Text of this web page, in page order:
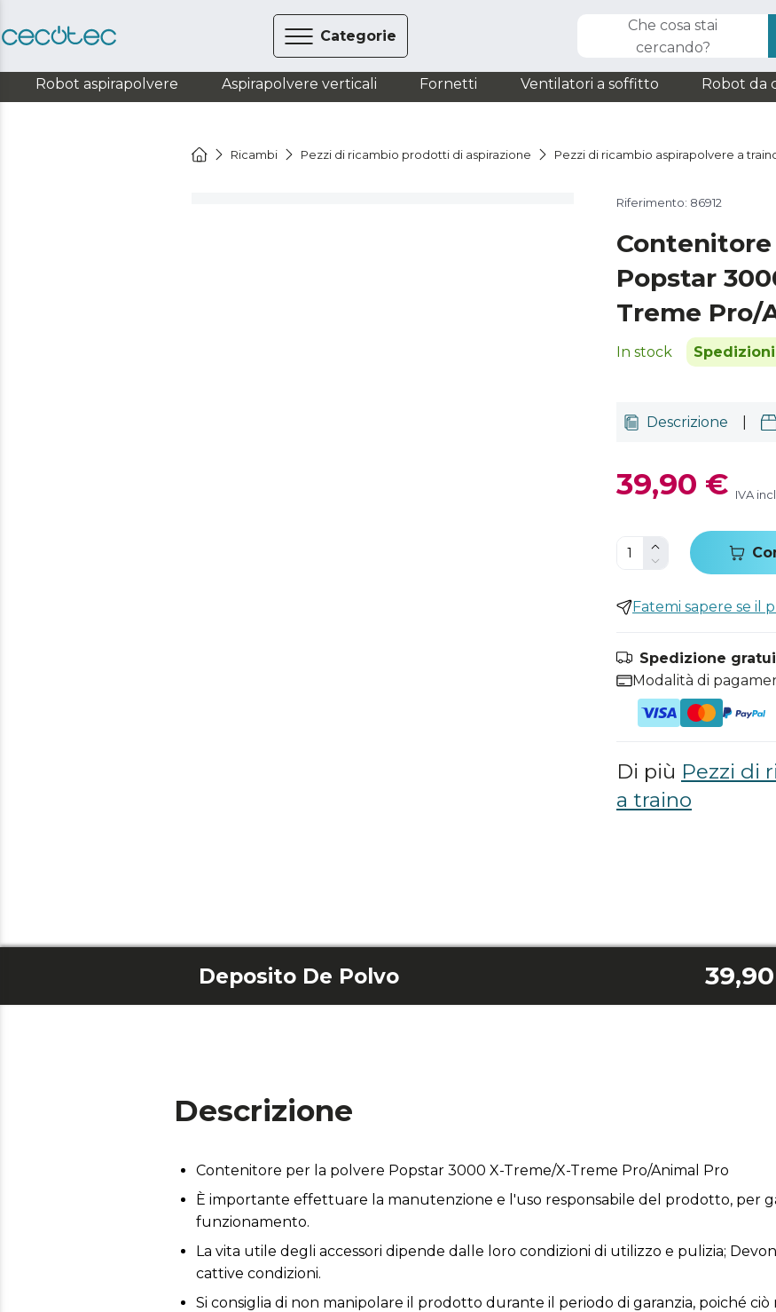
Categorie
Che cosa stai
cercando?
Robot aspirapolvere Aspirapolvere verticali Fornetti Ventilatori a soffitto Robot da
Ricambi Pezzi di ricambio prodotti di aspirazione Pezzi di ricambio aspirapolvere a
Riferimento: 86912
Popstar
Treme Pro/
In stock
Descrizione
39,90 € IVA
Fatemi sapere se il
Spedizione
Modalità di
Di più Pezzi di
a traino
Deposito De Polvo
Descrizione
Contenitore per la polvere Popstar 3000 X-Treme/X-Treme Pro/Animal Pro
È importante effettuare la manutenzione e l'uso responsabile del prodotto, per
funzionamento.
La vita utile degli accessori dipende dalle loro condizioni di utilizzo e pulizia;
cattive condizioni.
Si consiglia di non manipolare il prodotto durante il periodo di garanzia, poiché